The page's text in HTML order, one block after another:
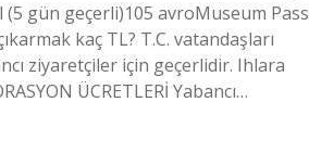
gün geçerli)105 avroMuseum Pass
kaç TL? T.C. vatandaşları
ziyaretçiler için geçerlidir. Ihlara
ÜCRETLERİ Yabancı…